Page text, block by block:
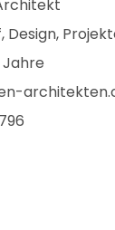
Design,
Jahre